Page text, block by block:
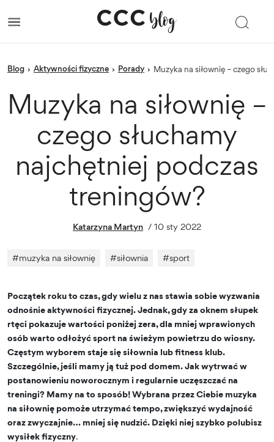
blog › Aktywności fizyczne › porady › Muzyka na siłownię – czego
Muzyka na siłownię –
czego słuchamy
najchętniej podczas
treningów?
Katarzyna Martyn / 10 sty 2022
#muzyka na siłownię #siłownia #sport
Początek roku to czas, gdy wielu z nas stawia sobie wyzwania
odnośnie aktywności fizycznej. Jednak, gdy za oknem słupek
rtęci pokazuje wartości poniżej zera, dla mniej wprawionych
osób warto odłożyć sport na świeżym powietrzu do wiosny.
Częstym wyborem staje się siłownia lub fitness klub.
Szczególnie, jeśli mamy ją tuż pod domem. Jak wytrwać w
postanowieniu noworocznym i regularnie uczęszczać na
treningi? Mamy na to sposób! Wybrana przez Ciebie muzyka
na siłownię pomoże utrzymać tempo, zwiększyć wydajność
oraz zwyczajnie… mniej się nudzić. Dzięki niej szybko polubisz
wysiłek fizyczny.